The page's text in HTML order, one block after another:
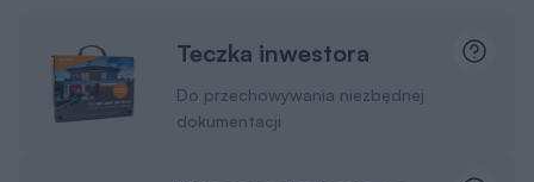
Teczka inwestora
Do przechowywania niezbędnej
dokumentacji